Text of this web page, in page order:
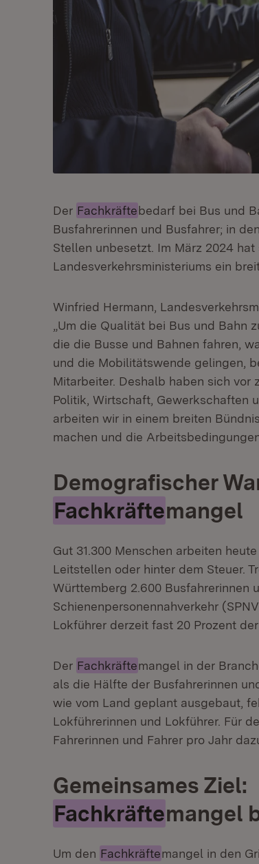
Der Fachkräftebedarf bei Bus und
Busfahrerinnen und Busfahrer; in
Stellen unbesetzt. Im März 2024
Landesverkehrsministeriums ein
Winfried Hermann,
„Um die Qualität bei Bus und Bahn
die die Busse und Bahnen fahren,
und die Mobilitätswende gelingen,
Mitarbeiter. Deshalb haben sich vor
Politik, Wirtschaft, Gewerkschaften
arbeiten wir in einem breiten
machen und die
Demografischer
Fachkräftemangel
Gut 31.300 Menschen arbeiten
Leitstellen oder hinter dem Steuer.
Württemberg 2.600 Busfahrerinnen
Schienenpersonennahverkehr
Lokführer derzeit fast 20 Prozent
Der Fachkräftemangel in der
als die Hälfte der Busfahrerinnen
wie vom Land geplant ausgebaut,
Lokführerinnen und Lokführer. Für
Fahrerinnen und Fahrer pro Jahr
Gemeinsames Ziel:
Fachkräftemangel
Um den Fachkräftemangel in den